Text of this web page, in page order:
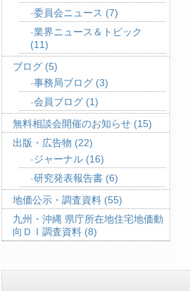
委員会ニュース (7)
業界ニュース＆トピック
(11)
ブログ (5)
事務局ブログ (3)
会員ブログ (1)
無料相談会開催のお知らせ (15)
出版・広告物 (22)
ジャーナル (16)
研究発表報告書 (6)
地価公示・調査資料 (55)
九州・沖縄 県庁所在地住宅地価動
向ＤＩ調査資料 (8)